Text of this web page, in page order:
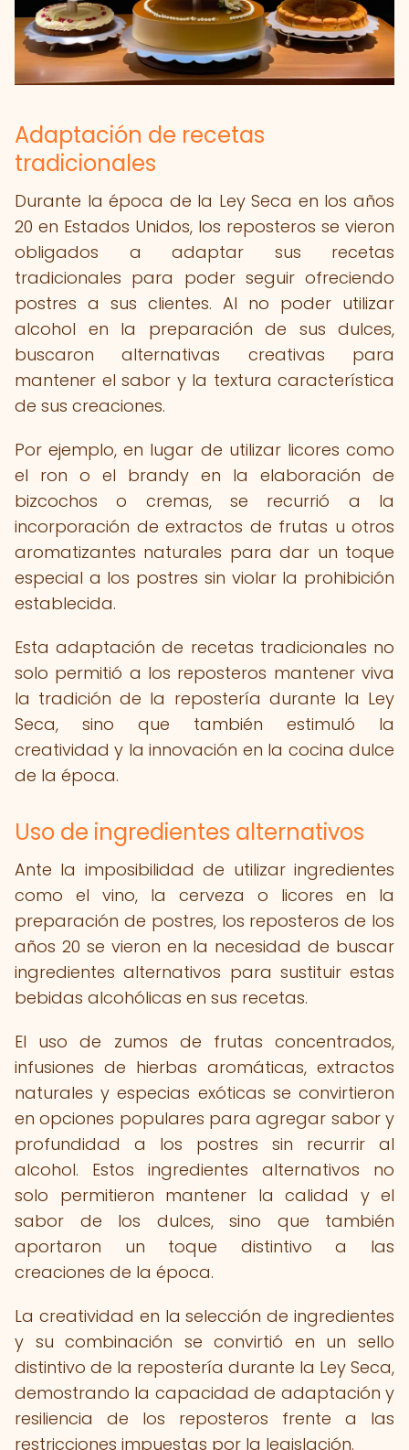
Adaptación de recetas
tradicionales
Durante la época de la Ley Seca en los años
20 en Estados Unidos, los reposteros se vieron
obligados a adaptar sus recetas
tradicionales para poder seguir ofreciendo
postres a sus clientes. Al no poder utilizar
alcohol en la preparación de sus dulces,
buscaron alternativas creativas para
mantener el sabor y la textura característica
de sus creaciones.
Por ejemplo, en lugar de utilizar licores como
el ron o el brandy en la elaboración de
bizcochos o cremas, se recurrió a la
incorporación de extractos de frutas u otros
aromatizantes naturales para dar un toque
especial a los postres sin violar la prohibición
establecida.
Esta adaptación de recetas tradicionales no
solo permitió a los reposteros mantener viva
la tradición de la repostería durante la Ley
Seca, sino que también estimuló la
creatividad y la innovación en la cocina dulce
de la época.
Uso de ingredientes alternativos
Ante la imposibilidad de utilizar ingredientes
como el vino, la cerveza o licores en la
preparación de postres, los reposteros de los
años 20 se vieron en la necesidad de buscar
ingredientes alternativos para sustituir estas
bebidas alcohólicas en sus recetas.
El uso de zumos de frutas concentrados,
infusiones de hierbas aromáticas, extractos
naturales y especias exóticas se convirtieron
en opciones populares para agregar sabor y
profundidad a los postres sin recurrir al
alcohol. Estos ingredientes alternativos no
solo permitieron mantener la calidad y el
sabor de los dulces, sino que también
aportaron un toque distintivo a las
creaciones de la época.
La creatividad en la selección de ingredientes
y su combinación se convirtió en un sello
distintivo de la repostería durante la Ley Seca,
demostrando la capacidad de adaptación y
resiliencia de los reposteros frente a las
restricciones impuestas por la legislación.